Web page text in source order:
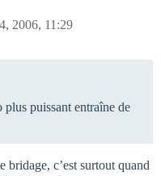
2006, 11:29
plus puissant entraîne de
bridage, c’est surtout quand